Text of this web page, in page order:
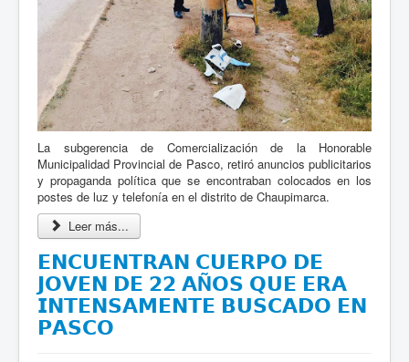
La subgerencia de Comercialización de la Honorable
Municipalidad Provincial de Pasco, retiró anuncios publicitarios
y propaganda política que se encontraban colocados en los
postes de luz y telefonía en el distrito de Chaupimarca.
Leer más...
𝗘𝗡𝗖𝗨𝗘𝗡𝗧𝗥𝗔𝗡 𝗖𝗨𝗘𝗥𝗣𝗢 𝗗𝗘
𝗝𝗢𝗩𝗘𝗡 𝗗𝗘 𝟮𝟮 𝗔Ñ𝗢𝗦 𝗤𝗨𝗘 𝗘𝗥𝗔
𝗜𝗡𝗧𝗘𝗡𝗦𝗔𝗠𝗘𝗡𝗧𝗘 𝗕𝗨𝗦𝗖𝗔𝗗𝗢 𝗘𝗡
𝗣𝗔𝗦𝗖𝗢